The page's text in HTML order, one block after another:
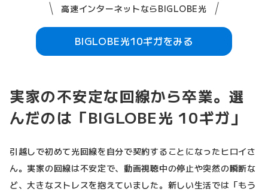
高速インターネットならBIGLOBE光
BIGLOBE光10ギガをみる
実家の不安定な回線から卒業。選
んだのは「BIGLOBE光 10ギガ」
引越しで初めて光回線を自分で契約することになったヒロイさ
ん。実家の回線は不安定で、動画視聴中の停止や突然の瞬断な
ど、大きなストレスを抱えていました。新しい生活では「もう